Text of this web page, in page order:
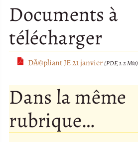
Documents à
télécharger
DÃ©pliant JE 21 janvier (PDF, 1.2 Mio)
Dans la même
rubrique…